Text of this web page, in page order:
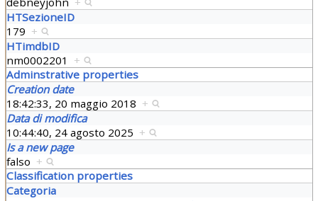
HTSezioneID
179 +
HTimdbID
nm0002201 +
Adminstrative properties
Creation date
18:42:33, 20 maggio 2018 +
Data di modifica
10:44:40, 24 agosto 2025 +
Is a new page
falso +
Classification properties
Categoria